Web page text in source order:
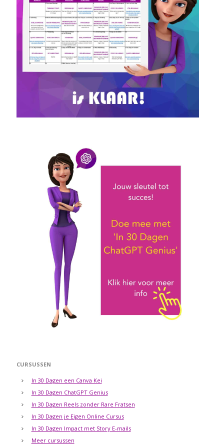
CURSUSSEN
In 30 Dagen een Canva Kei
In 30 Dagen ChatGPT Genius
In 30 Dagen Reels zonder Rare Fratsen
In 30 Dagen je Eigen Online Cursus
In 30 Dagen Impact met Story E-mails
Meer cursussen